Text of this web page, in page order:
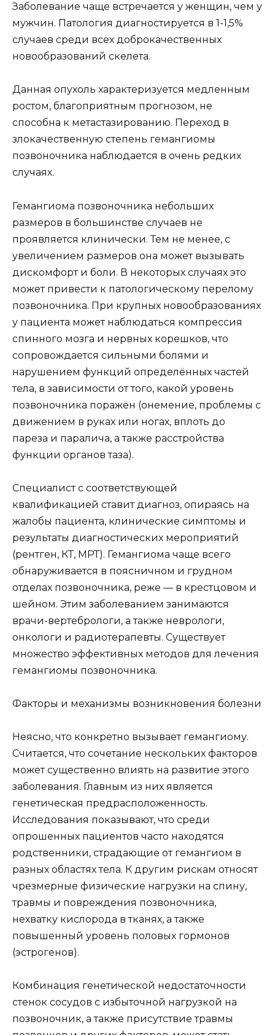
Заболевание чаще встречается у женщин, чем у
мужчин. Патология диагностируется в 1-1,5%
случаев среди всех доброкачественных
новообразований скелета.
Данная опухоль характеризуется медленным
ростом, благоприятным прогнозом, не
способна к метастазированию. Переход в
злокачественную степень гемангиомы
позвоночника наблюдается в очень редких
случаях.
Гемангиома позвоночника небольших
размеров в большинстве случаев не
проявляется клинически. Тем не менее, с
увеличением размеров она может вызывать
дискомфорт и боли. В некоторых случаях это
может привести к патологическому перелому
позвоночника. При крупных новообразованиях
у пациента может наблюдаться компрессия
спинного мозга и нервных корешков, что
сопровождается сильными болями и
нарушением функций определённых частей
тела, в зависимости от того, какой уровень
позвоночника поражён (онемение, проблемы с
движением в руках или ногах, вплоть до
пареза и паралича, а также расстройства
функции органов таза).
Специалист с соответствующей
квалификацией ставит диагноз, опираясь на
жалобы пациента, клинические симптомы и
результаты диагностических мероприятий
(рентген, КТ, МРТ). Гемангиома чаще всего
обнаруживается в поясничном и грудном
отделах позвоночника, реже — в крестцовом и
шейном. Этим заболеванием занимаются
врачи-вертебрологи, а также неврологи,
онкологи и радиотерапевты. Существует
множество эффективных методов для лечения
гемангиомы позвоночника.
Факторы и механизмы возникновения болезни
Неясно, что конкретно вызывает гемангиому.
Считается, что сочетание нескольких факторов
может существенно влиять на развитие этого
заболевания. Главным из них является
генетическая предрасположенность.
Исследования показывают, что среди
опрошенных пациентов часто находятся
родственники, страдающие от гемангиом в
разных областях тела. К другим рискам относят
чрезмерные физические нагрузки на спину,
травмы и повреждения позвоночника,
нехватку кислорода в тканях, а также
повышенный уровень половых гормонов
(эстрогенов).
Комбинация генетической недостаточности
стенок сосудов с избыточной нагрузкой на
позвоночник, а также присутствие травмы